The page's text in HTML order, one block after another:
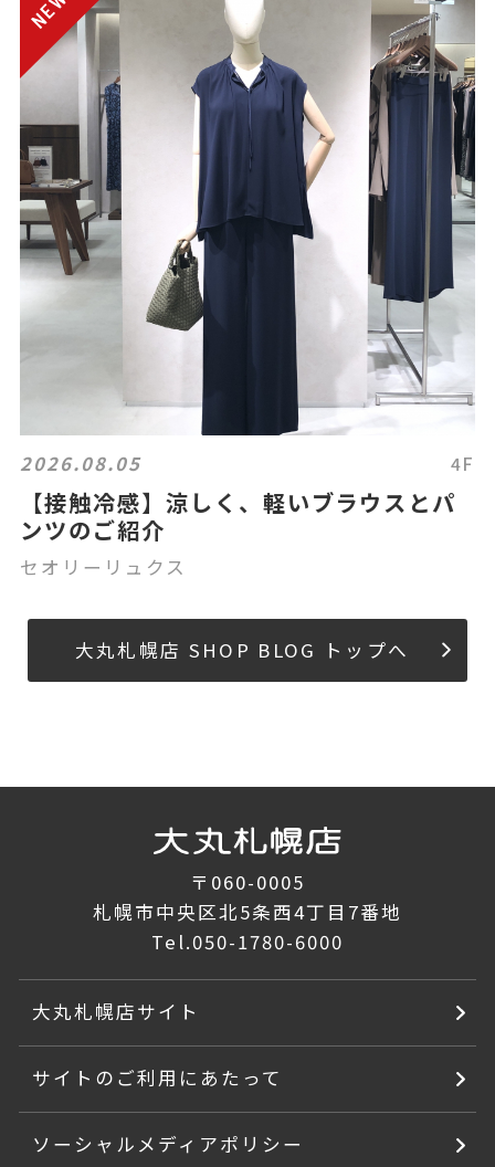
2026.08.05 4F
【接触冷感】涼しく、軽いブラウスとパ
ンツのご紹介
セオリーリュクス
大丸札幌店 SHOP BLOG トップへ
〒060-0005
札幌市中央区北5条西4丁目7番地
Tel.050-1780-6000
大丸札幌店サイト
サイトのご利用にあたって
ソーシャルメディアポリシー